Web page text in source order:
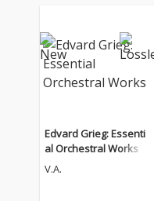
Edvard Grieg: Essenti
al Orchestral Works
V.A.